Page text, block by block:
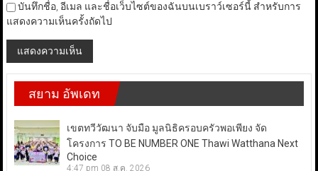
บันทึกชื่อ, อีเมล และชื่อเว็บไซต์ของฉันบนเบราว์เซอร์นี้ สำหรับการ
แสดงความเห็นครั้งถัดไป
สยาม อัพเดท
เขตทวีวัฒนา จับมือ มูลนิธิครอบครัวพอเพียง จัด
โครงการ TO BE NUMBER ONE Thawi Watthana Next
Choice
4:47 pm 08 ส.ค. 2026